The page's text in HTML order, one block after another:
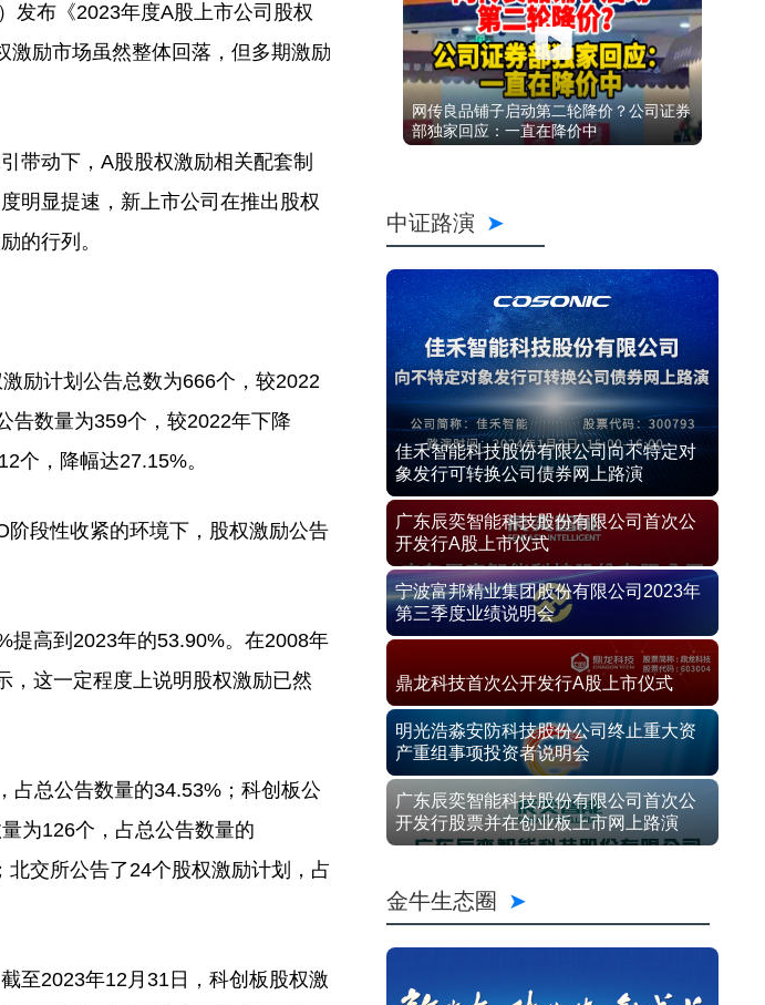
布《2023年度A股上市公司股权
激励市场虽然整体回落，但多期激励
动下，A股股权激励相关配套制
明显提速，新上市公司在推出股权
的行列。
励计划公告总数为666个，较2022
告数量为359个，较2022年下降
个，降幅达27.15%。
段性收紧的环境下，股权激励公告
高到2023年的53.90%。在2008年
，这一定程度上说明股权激励已然
总公告数量的34.53%；科创板公
为126个，占总公告数量的
交所公告了24个股权激励计划，占
2023年12月31日，科创板股权激
网传良品铺子启动第二轮降价？公司证券
部独家回应：一直在降价中
中证路演
佳禾智能科技股份有限公司向不特定对
象发行可转换公司债券网上路演
广东辰奕智能科技股份有限公司首次公
开发行A股上市仪式
宁波富邦精业集团股份有限公司2023年
第三季度业绩说明会
鼎龙科技首次公开发行A股上市仪式
明光浩淼安防科技股份公司终止重大资
产重组事项投资者说明会
广东辰奕智能科技股份有限公司首次公
开发行股票并在创业板上市网上路演
金牛生态圈